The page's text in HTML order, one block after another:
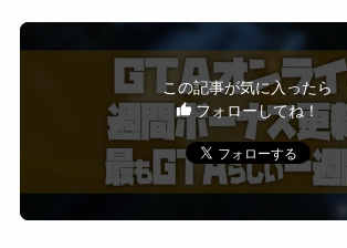
この記事が気に入ったら
フォローしてね！